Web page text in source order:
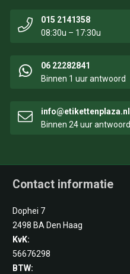
015 2141358
08:30u – 17:30u
06 22282841
Binnen 1 uur antwoord
info@etikettenplaza.nl
Binnen 24 uur antwoord
Contact informatie
Dophei 7
2498 BA Den Haag
KvK:
56676298
BTW: